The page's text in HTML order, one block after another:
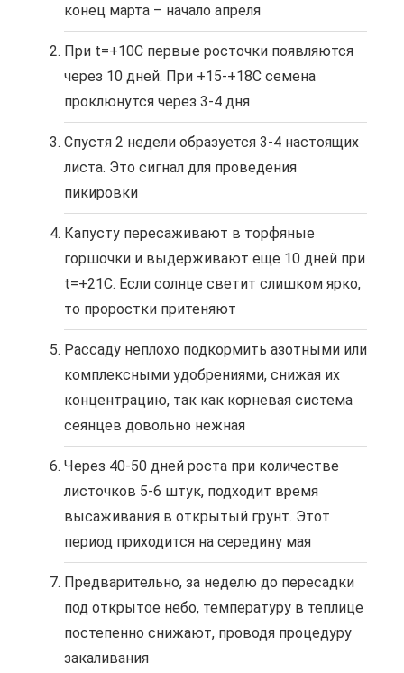
конец марта – начало апреля
При t=+10С первые росточки появляются
через 10 дней. При +15-+18С семена
проклюнутся через 3-4 дня
Спустя 2 недели образуется 3-4 настоящих
листа. Это сигнал для проведения
пикировки
Капусту пересаживают в торфяные
горшочки и выдерживают еще 10 дней при
t=+21С. Если солнце светит слишком ярко,
то проростки притеняют
Рассаду неплохо подкормить азотными или
комплексными удобрениями, снижая их
концентрацию, так как корневая система
сеянцев довольно нежная
Через 40-50 дней роста при количестве
листочков 5-6 штук, подходит время
высаживания в открытый грунт. Этот
период приходится на середину мая
Предварительно, за неделю до пересадки
под открытое небо, температуру в теплице
постепенно снижают, проводя процедуру
закаливания